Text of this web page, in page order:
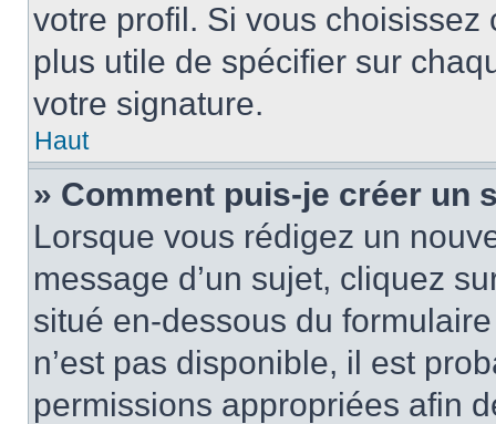
votre profil. Si vous
plus utile de spécifier sur
votre signature.
Haut
» Comment puis-je créer un
Lorsque vous rédigez un
message d’un sujet, cliquez
situé en-dessous du
n’est pas disponible, il est
permissions appropriées afin